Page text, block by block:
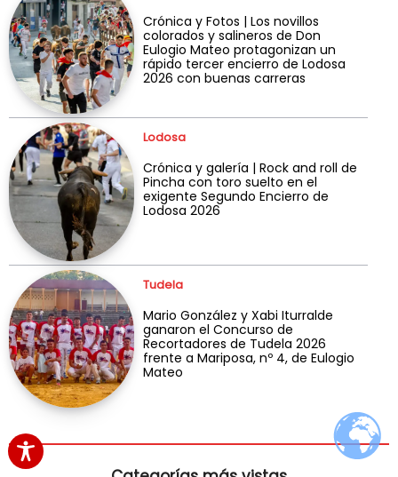
Crónica y Fotos | Los novillos
colorados y salineros de Don
Eulogio Mateo protagonizan un
rápido tercer encierro de Lodosa
2026 con buenas carreras
Lodosa
Crónica y galería | Rock and roll de
Pincha con toro suelto en el
exigente Segundo Encierro de
Lodosa 2026
Tudela
Mario González y Xabi Iturralde
ganaron el Concurso de
Recortadores de Tudela 2026
frente a Mariposa, nº 4, de Eulogio
Mateo